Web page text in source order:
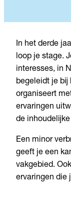
In het derde
loop je stage.
interesses, in
begeleidt je bij
organiseert
ervaringen
de
Een minor
geeft je een
vakgebied.
ervaringen die